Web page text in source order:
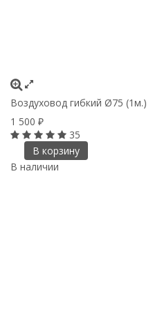
Воздуховод гибкий Ø75 (1м.)
1 500 ₽
35
В корзину
В наличии